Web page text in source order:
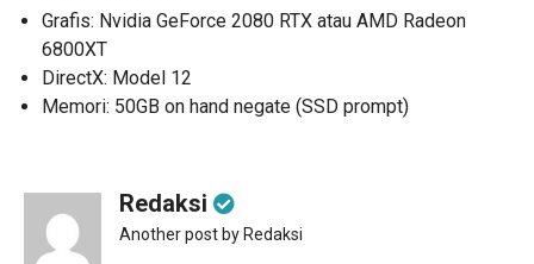
Grafis: Nvidia GeForce 2080 RTX atau AMD Radeon
6800XT
DirectX: Model 12
Memori: 50GB on hand negate (SSD prompt)
Redaksi
Another post by Redaksi